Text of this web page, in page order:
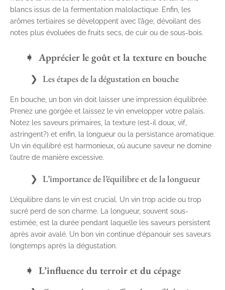
blancs issus de la fermentation malolactique. Enfin, les
arômes tertiaires se développent avec l’âge, dévoilant des
notes plus évoluées de fruits secs, de cuir ou de sous-bois.
Apprécier le goût et la texture en bouche
Les étapes de la dégustation en bouche
En bouche, un bon vin doit laisser une impression équilibrée.
Prenez une gorgée et laissez le vin envelopper votre palais.
Notez les saveurs primaires, la texture (est-il doux, vif,
astringent?) et enfin, la longueur ou la persistance aromatique.
Un vin équilibré est harmonieux, où aucune saveur ne domine
l’autre de manière excessive.
L’importance de l’équilibre et de la longueur
L’équilibre dans le vin est crucial. Un vin trop acide ou trop
sucré perd de son charme. La longueur, souvent sous-
estimée, est la durée pendant laquelle les saveurs persistent
après avoir avalé. Un bon vin continue d’épanouir ses saveurs
longtemps après la dégustation.
L’influence du terroir et du cépage